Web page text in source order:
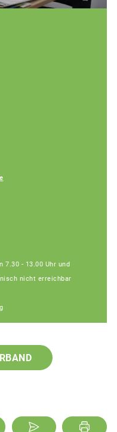
- 13.00 Uhr und
nicht erreichbar